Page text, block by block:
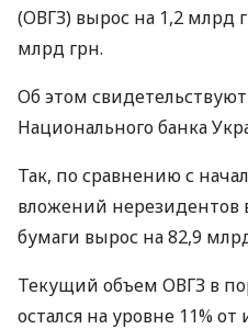
(ОВГЗ) вырос на 1,2 млрд
млрд грн.
Об этом
Национального банка
Так, по сравнению с
вложений нерезидентов
бумаги вырос на 82,9
Текущий объем ОВГЗ в
остался на уровне 11%